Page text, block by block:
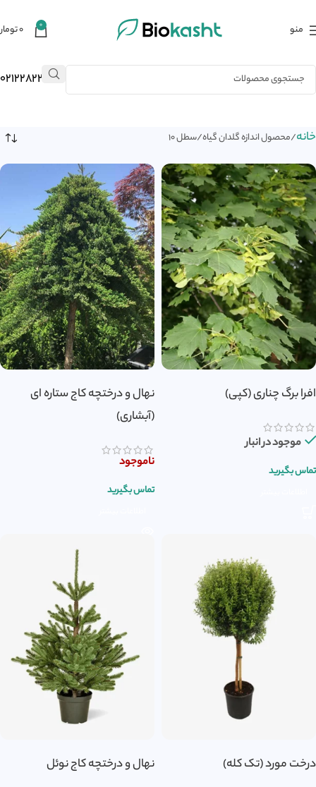
منو 0 ۰
02122823484
خانه محصول اندازه گلدان گیاه سطل 10
افرا برگ چناری (کپی)
موجود در انبار
تماس بگیرید
نهال و درختچه کاج ستاره ای
(آبشاری)
ناموجود
تماس بگیرید
درخت مورد (تک کله) نهال و درختچه کاج نوئل